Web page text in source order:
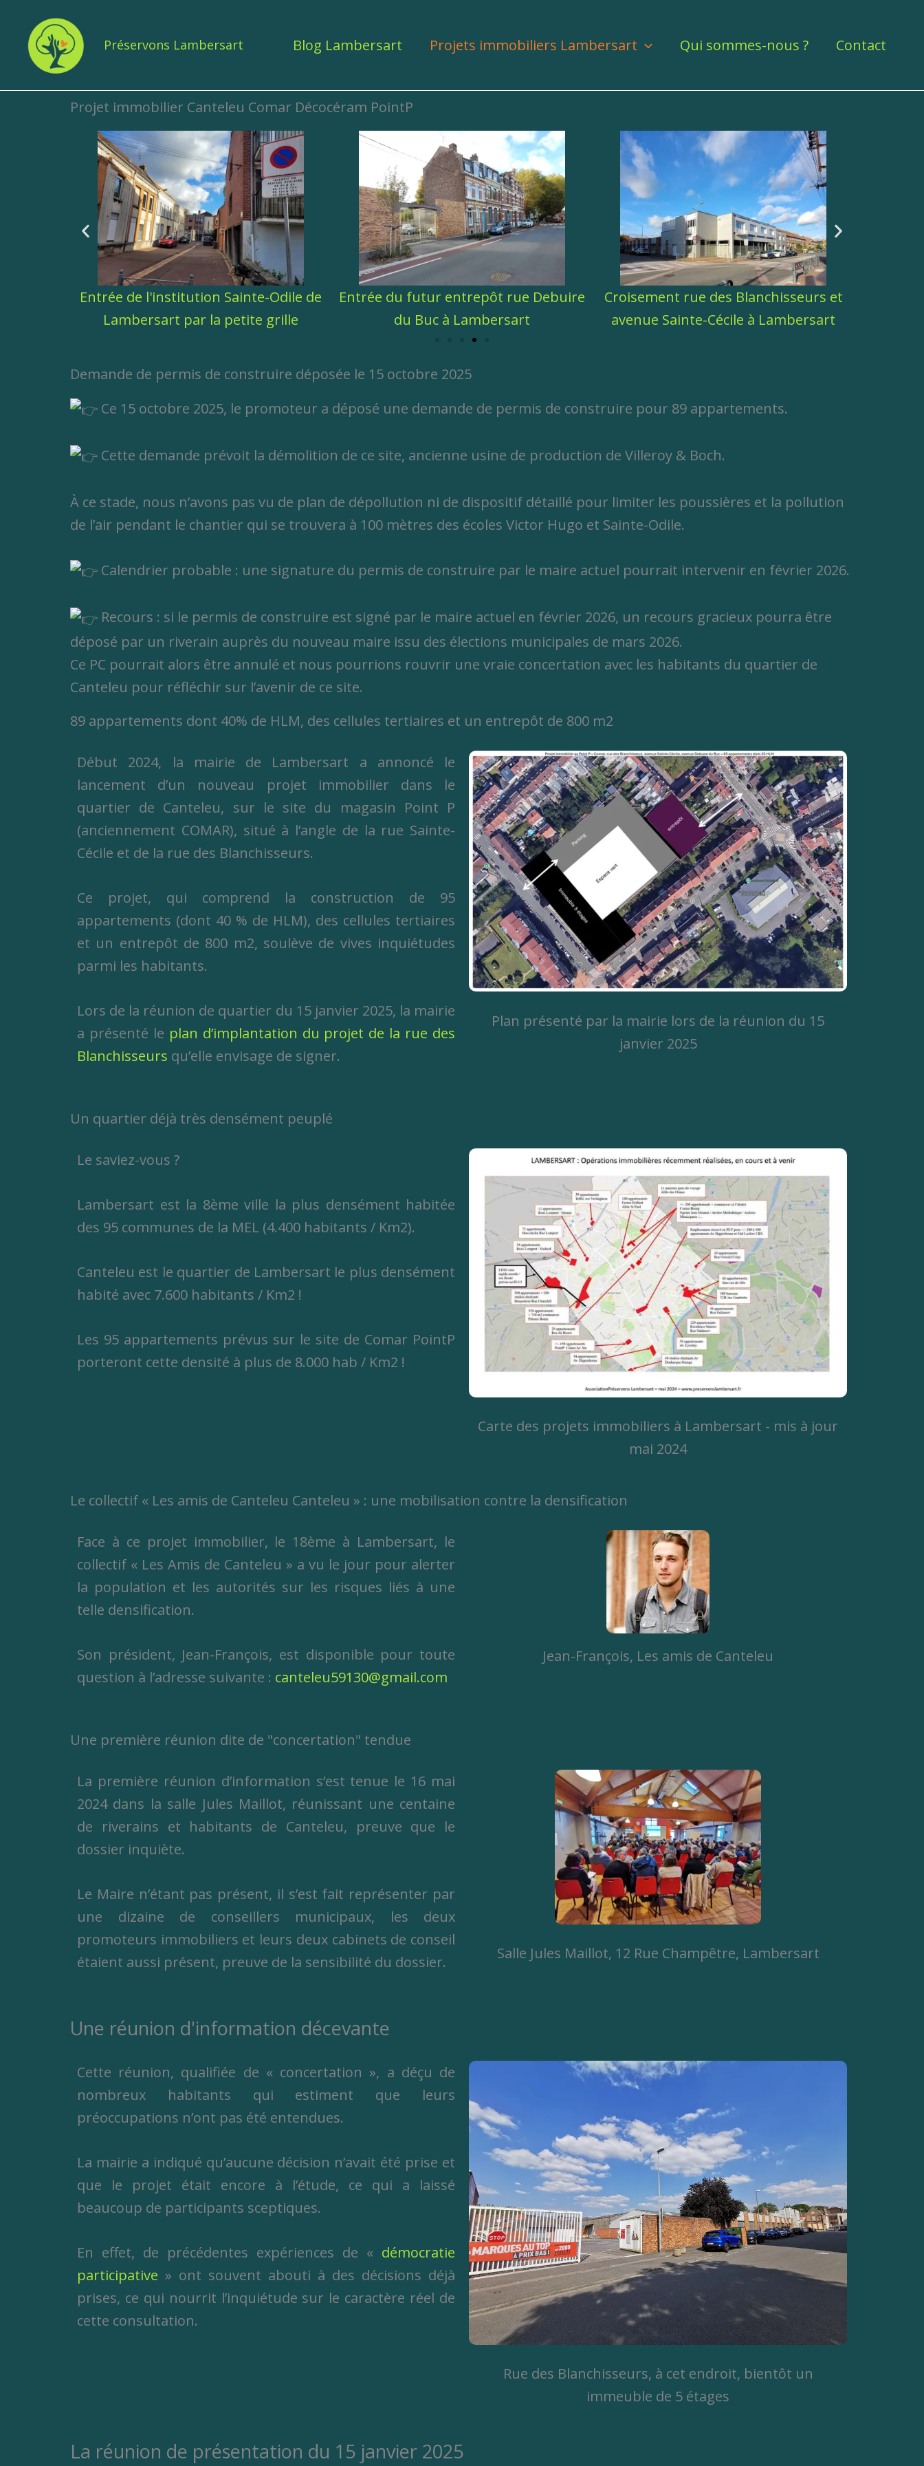
contenu
Préservons Lambersart Blog Lambersart Projets immobiliers Lambersart Qui sommes-nous ? Contact
Projet immobilier Canteleu Comar Décocéram PointP
Odile de
Entrée du futur entrepôt rue Debuire
du Buc à Lambersart
Croisement rue des Blanchisseurs et
avenue Sainte-Cécile à Lambersart
Ex site Point P Comar avenue Sainte-
Cécile
Demande de permis de construire déposée le 15 octobre 2025
Ce 15 octobre 2025, le promoteur a déposé une demande de permis de construire pour 89 appartements.
Cette demande prévoit la démolition de ce site, ancienne usine de production de Villeroy & Boch.
À ce stade, nous n’avons pas vu de plan de dépollution ni de dispositif détaillé pour limiter les poussières et la pollution
de l’air pendant le chantier qui se trouvera à 100 mètres des écoles Victor Hugo et Sainte-Odile.
Calendrier probable : une signature du permis de construire par le maire actuel pourrait intervenir en février 2026.
Recours : si le permis de construire est signé par le maire actuel en février 2026, un recours gracieux pourra être
déposé par un riverain auprès du nouveau maire issu des élections municipales de mars 2026.
Ce PC pourrait alors être annulé et nous pourrions rouvrir une vraie concertation avec les habitants du quartier de
Canteleu pour réfléchir sur l’avenir de ce site.
89 appartements dont 40% de HLM, des cellules tertiaires et un entrepôt de 800 m2
Début 2024, la mairie de Lambersart a annoncé le
lancement d’un nouveau projet immobilier dans le
quartier de Canteleu, sur le site du magasin Point P
(anciennement COMAR), situé à l’angle de la rue Sainte-
Cécile et de la rue des Blanchisseurs.
Ce projet, qui comprend la construction de 95
appartements (dont 40 % de HLM), des cellules tertiaires
et un entrepôt de 800 m2, soulève de vives inquiétudes
parmi les habitants.
Lors de la réunion de quartier du 15 janvier 2025, la mairie
a présenté le plan d’implantation du projet de la rue des
Blanchisseurs qu’elle envisage de signer.
Plan présenté par la mairie lors de la réunion du 15
janvier 2025
Un quartier déjà très densément peuplé
Le saviez-vous ?
Lambersart est la 8ème ville la plus densément habitée
des 95 communes de la MEL (4.400 habitants / Km2).
Canteleu est le quartier de Lambersart le plus densément
habité avec 7.600 habitants / Km2 !
Les 95 appartements prévus sur le site de Comar PointP
porteront cette densité à plus de 8.000 hab / Km2 !
Carte des projets immobiliers à Lambersart - mis à jour
mai 2024
Le collectif « Les amis de Canteleu Canteleu » : une mobilisation contre la densification
Face à ce projet immobilier, le 18ème à Lambersart, le
collectif « Les Amis de Canteleu » a vu le jour pour alerter
la population et les autorités sur les risques liés à une
telle densification.
Son président, Jean-François, est disponible pour toute
question à l’adresse suivante : canteleu59130@gmail.com
Jean-François, Les amis de Canteleu
Une première réunion dite de "concertation" tendue
La première réunion d’information s’est tenue le 16 mai
2024 dans la salle Jules Maillot, réunissant une centaine
de riverains et habitants de Canteleu, preuve que le
dossier inquiète.
Le Maire n’étant pas présent, il s’est fait représenter par
une dizaine de conseillers municipaux, les deux
promoteurs immobiliers et leurs deux cabinets de conseil
étaient aussi présent, preuve de la sensibilité du dossier.
Salle Jules Maillot, 12 Rue Champêtre, Lambersart
Une réunion d'information décevante
Cette réunion, qualifiée de « concertation », a déçu de
nombreux habitants qui estiment que leurs
préoccupations n’ont pas été entendues.
La mairie a indiqué qu’aucune décision n’avait été prise et
que le projet était encore à l’étude, ce qui a laissé
beaucoup de participants sceptiques.
En effet, de précédentes expériences de « démocratie
participative » ont souvent abouti à des décisions déjà
prises, ce qui nourrit l’inquiétude sur le caractère réel de
cette consultation.
Rue des Blanchisseurs, à cet endroit, bientôt un
immeuble de 5 étages
La réunion de présentation du 15 janvier 2025